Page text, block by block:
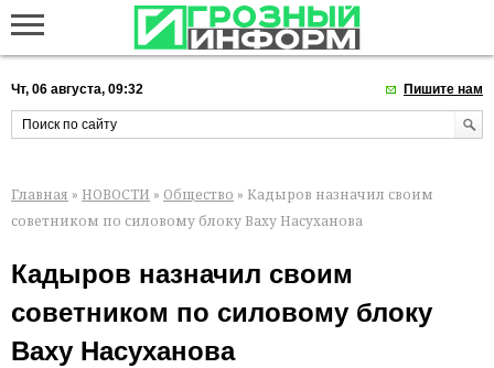
Чт, 06 августа, 09:32 Пишите нам
Главная » НОВОСТИ » Общество » Кадыров назначил своим
советником по силовому блоку Ваху Насуханова
Кадыров назначил своим
советником по силовому блоку
Ваху Насуханова